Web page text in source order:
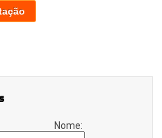
Nome: